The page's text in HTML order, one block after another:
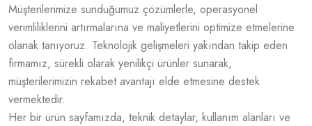
Müşterilerimize sunduğumuz çözümlerle, operasyonel
verimliliklerini artırmalarına ve maliyetlerini optimize etmelerine
olanak tanıyoruz. Teknolojik gelişmeleri yakından takip eden
firmamız, sürekli olarak yenilikçi ürünler sunarak,
müşterilerimizin rekabet avantajı elde etmesine destek
vermektedir.
Her bir ürün sayfamızda, teknik detaylar, kullanım alanları ve